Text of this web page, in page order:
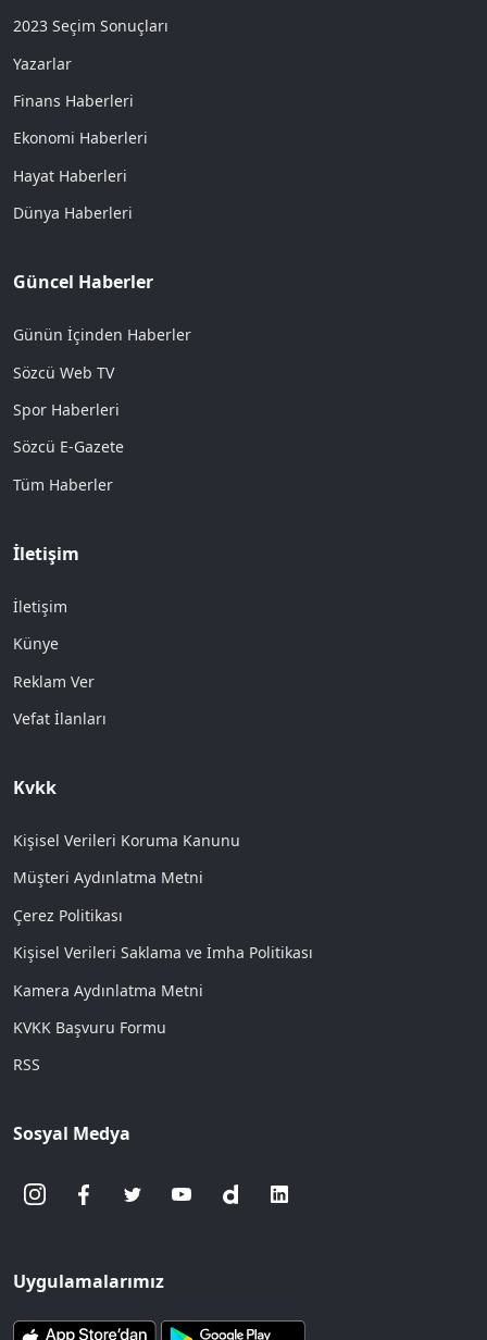
2023 Seçim Sonuçları
Yazarlar
Finans Haberleri
Ekonomi Haberleri
Hayat Haberleri
Dünya Haberleri
Güncel Haberler
Günün İçinden Haberler
Sözcü Web TV
Spor Haberleri
Sözcü E-Gazete
Tüm Haberler
İletişim
İletişim
Künye
Reklam Ver
Vefat İlanları
Kvkk
Kişisel Verileri Koruma Kanunu
Müşteri Aydınlatma Metni
Çerez Politikası
Kişisel Verileri Saklama ve İmha Politikası
Kamera Aydınlatma Metni
KVKK Başvuru Formu
RSS
Sosyal Medya
Uygulamalarımız